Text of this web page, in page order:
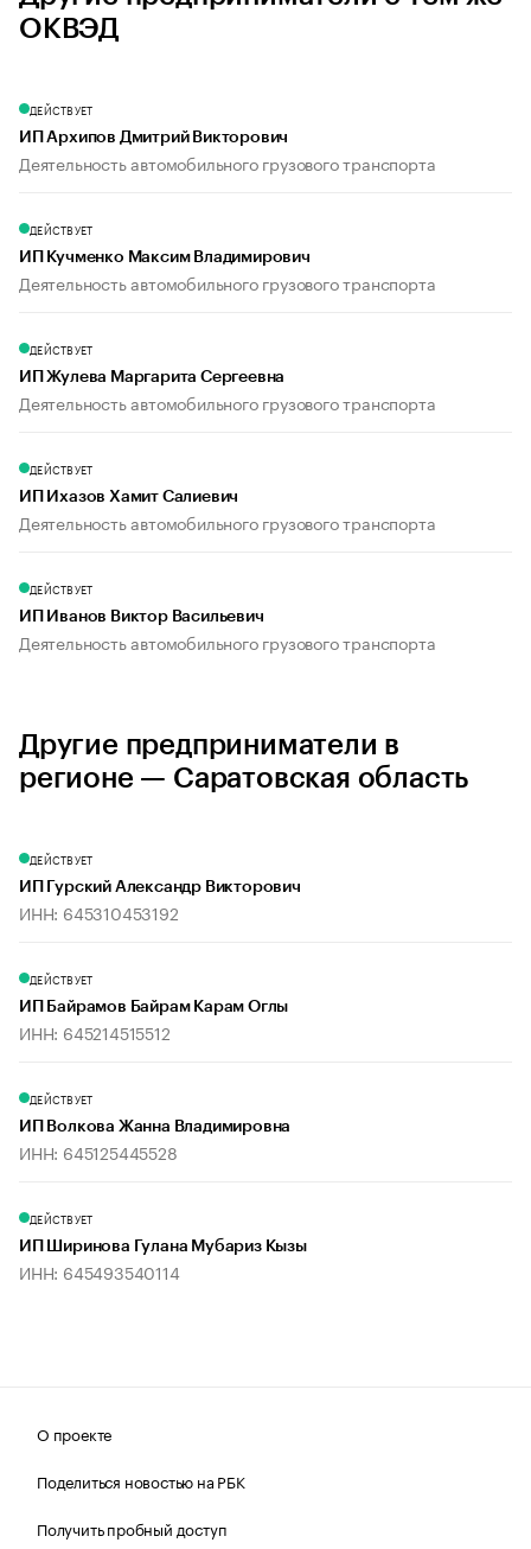
ОКВЭД
ДЕЙСТВУЕТ
ИП Архипов Дмитрий Викторович
Деятельность автомобильного грузового транспорта
ДЕЙСТВУЕТ
ИП Кучменко Максим Владимирович
Деятельность автомобильного грузового транспорта
ДЕЙСТВУЕТ
ИП Жулева Маргарита Сергеевна
Деятельность автомобильного грузового транспорта
ДЕЙСТВУЕТ
ИП Ихазов Хамит Салиевич
Деятельность автомобильного грузового транспорта
ДЕЙСТВУЕТ
ИП Иванов Виктор Васильевич
Деятельность автомобильного грузового транспорта
Другие предприниматели в
регионе — Саратовская область
ДЕЙСТВУЕТ
ИП Гурский Александр Викторович
ИНН: 645310453192
ДЕЙСТВУЕТ
ИП Байрамов Байрам Карам Оглы
ИНН: 645214515512
ДЕЙСТВУЕТ
ИП Волкова Жанна Владимировна
ИНН: 645125445528
ДЕЙСТВУЕТ
ИП Ширинова Гулана Мубариз Кызы
ИНН: 645493540114
О проекте
Поделиться новостью на РБК
Получить пробный доступ